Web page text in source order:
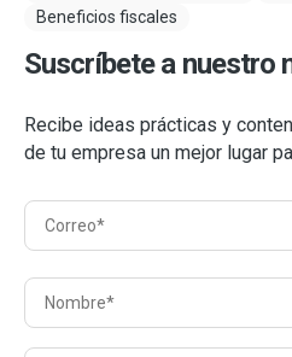
Beneficios fiscales
Suscríbete a nuestro
Recibe ideas prácticas y
de tu empresa un mejor lugar